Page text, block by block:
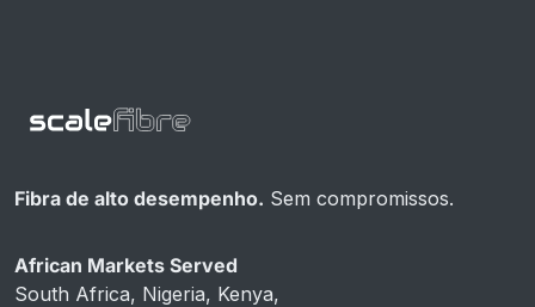
Fibra de alto desempenho. Sem compromissos.
African Markets Served
South Africa, Nigeria, Kenya,